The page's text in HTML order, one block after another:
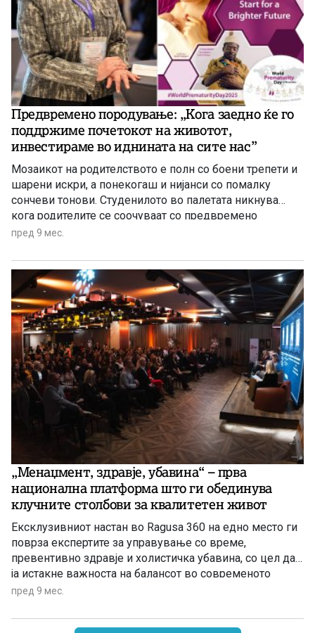
Предвремено породување: „Кога заедно ќе го
поддржиме почетокот на животот,
инвестираме во иднината на сите нас”
Мозаикот на родителството е полн со боени трепети и
шарени искри, а понекогаш и нијанси со помалку
сончеви тонови. Студенилото во палетата никнува
кога родителите се соочуваат со предвремено
породување, па наместо да се радуваат на здравиот
ги стигне врсниците родени навреме. Сепак,
предвремено […]
пред 9 мес.
„Менаџмент, здравје, убавина“ – прва
национална платформа што ги обединува
клучните столбови за квалитетен живот
Ексклузивниот настан во Ragusa 360 на едно место ги
поврза експертите за управување со време,
превентивно здравје и холистичка убавина, со цел да
ја истакне важноста на балансот во современото
динамично општество.
пред 9 мес.